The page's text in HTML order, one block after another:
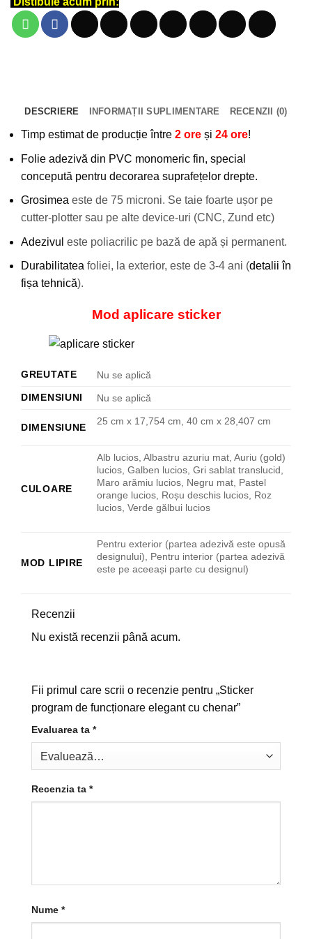
DESCRIERE INFORMAȚII SUPLIMENTARE RECENZII (0)
Timp estimat de producție între 2 ore și 24 ore!
Folie adezivă din PVC monomeric fin, special
concepută pentru decorarea suprafețelor drepte.
Grosimea este de 75 microni. Se taie foarte ușor pe
cutter-plotter sau pe alte device-uri (CNC, Zund etc)
Adezivul este poliacrilic pe bază de apă și permanent.
Durabilitatea foliei, la exterior, este de 3-4 ani (detalii în
fișa tehnică).
Mod aplicare sticker
GREUTATE
Nu se aplică
DIMENSIUNI
Nu se aplică
DIMENSIUNE
25 cm x 17,754 cm, 40 cm x 28,407 cm
CULOARE
Alb lucios, Albastru azuriu mat, Auriu (gold)
lucios, Galben lucios, Gri sablat translucid,
Maro arămiu lucios, Negru mat, Pastel
orange lucios, Roșu deschis lucios, Roz
lucios, Verde gălbui lucios
MOD LIPIRE
Pentru exterior (partea adezivă este opusă
designului), Pentru interior (partea adezivă
este pe aceeași parte cu designul)
Recenzii
Nu există recenzii până acum.
Fii primul care scrii o recenzie pentru „Sticker
program de funcționare elegant cu chenar”
Evaluarea ta *
Recenzia ta *
Nume *